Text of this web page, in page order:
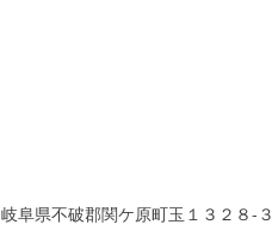
岐阜県不破郡関ケ原町玉１３２８-３